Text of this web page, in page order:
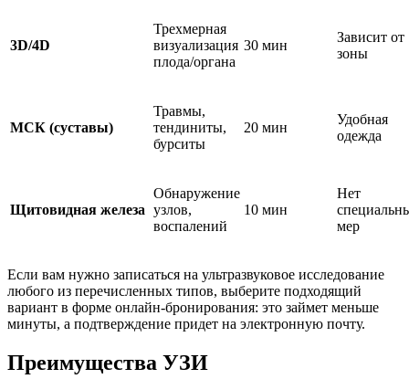
3D/4D
Трехмерная
визуализация
плода/органа
30 мин
Зависит от
зоны
МСК (суставы)
Травмы,
тендиниты,
бурситы
20 мин
Удобная
одежда
Щитовидная железа
Обнаружение
узлов,
воспалений
10 мин
Нет
мер
Если вам нужно записаться на ультразвуковое исследование
любого из перечисленных типов, выберите подходящий
вариант в форме онлайн-бронирования: это займет меньше
минуты, а подтверждение придет на электронную почту.
Преимущества УЗИ